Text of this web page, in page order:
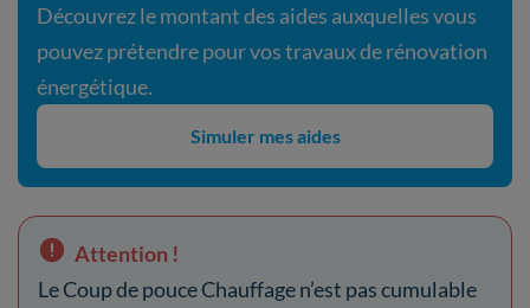
Découvrez le montant des aides auxquelles vous
pouvez prétendre pour vos travaux de rénovation
énergétique.
Simuler mes aides
Attention !
Le Coup de pouce Chauffage n’est pas cumulable